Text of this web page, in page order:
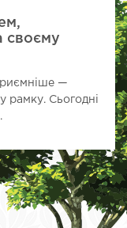
своєму
—
рамку. Сьогодні